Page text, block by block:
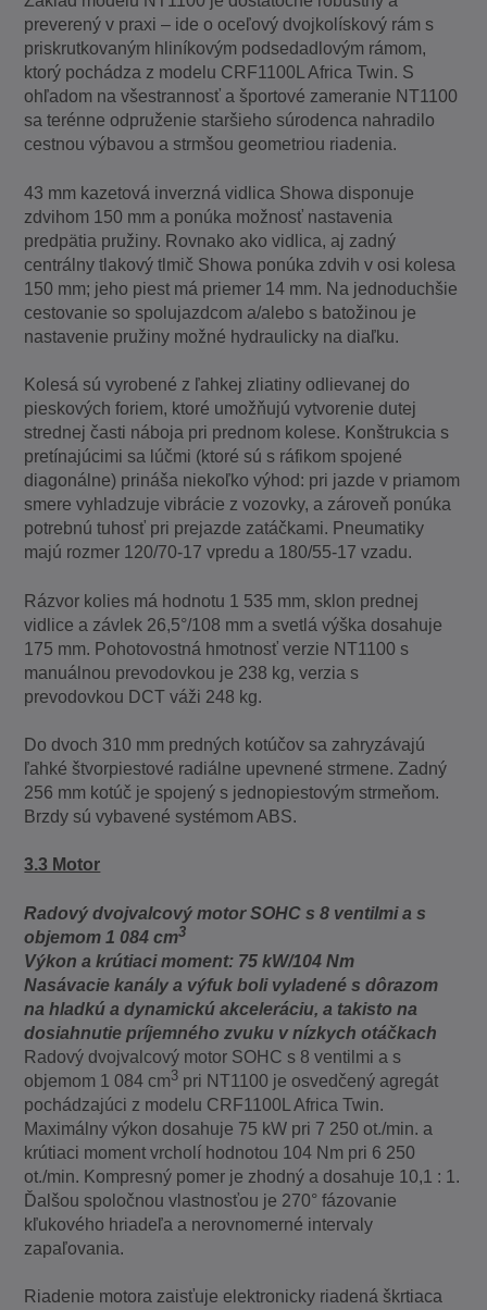
preverený v praxi – ide o oceľový dvojkolískový rám s
priskrutkovaným hliníkovým podsedadlovým rámom,
ktorý pochádza z modelu CRF1100L Africa Twin. S
ohľadom na všestrannosť a športové zameranie NT1100
sa terénne odpruženie staršieho súrodenca nahradilo
cestnou výbavou a strmšou geometriou riadenia.
43 mm kazetová inverzná vidlica Showa disponuje
zdvihom 150 mm a ponúka možnosť nastavenia
predpätia pružiny. Rovnako ako vidlica, aj zadný
centrálny tlakový tlmič Showa ponúka zdvih v osi kolesa
150 mm; jeho piest má priemer 14 mm. Na jednoduchšie
cestovanie so spolujazdcom a/alebo s batožinou je
nastavenie pružiny možné hydraulicky na diaľku.
Kolesá sú vyrobené z ľahkej zliatiny odlievanej do
pieskových foriem, ktoré umožňujú vytvorenie dutej
strednej časti náboja pri prednom kolese. Konštrukcia s
pretínajúcimi sa lúčmi (ktoré sú s ráfikom spojené
diagonálne) prináša niekoľko výhod: pri jazde v priamom
smere vyhladzuje vibrácie z vozovky, a zároveň ponúka
potrebnú tuhosť pri prejazde zatáčkami. Pneumatiky
majú rozmer 120/70-17 vpredu a 180/55-17 vzadu.
Rázvor kolies má hodnotu 1 535 mm, sklon prednej
vidlice a závlek 26,5°/108 mm a svetlá výška dosahuje
175 mm. Pohotovostná hmotnosť verzie NT1100 s
manuálnou prevodovkou je 238 kg, verzia s
prevodovkou DCT váži 248 kg.
Do dvoch 310 mm predných kotúčov sa zahryzávajú
ľahké štvorpiestové radiálne upevnené strmene. Zadný
256 mm kotúč je spojený s jednopiestovým strmeňom.
Brzdy sú vybavené systémom ABS.
3.3 Motor
Radový dvojvalcový motor SOHC s 8 ventilmi a s
objemom 1 084 cm3
Výkon a krútiaci moment: 75 kW/104 Nm
Nasávacie kanály a výfuk boli vyladené s dôrazom
na hladkú a dynamickú akceleráciu, a takisto na
dosiahnutie príjemného zvuku v nízkych otáčkach
Radový dvojvalcový motor SOHC s 8 ventilmi a s
objemom 1 084 cm3 pri NT1100 je osvedčený agregát
pochádzajúci z modelu CRF1100L Africa Twin.
Maximálny výkon dosahuje 75 kW pri 7 250 ot./min. a
krútiaci moment vrcholí hodnotou 104 Nm pri 6 250
ot./min. Kompresný pomer je zhodný a dosahuje 10,1 : 1.
Ďalšou spoločnou vlastnosťou je 270° fázovanie
kľukového hriadeľa a nerovnomerné intervaly
zapaľovania.
Riadenie motora zaisťuje elektronicky riadená škrtiaca